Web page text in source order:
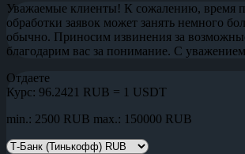
Уважаемые клиенты! К сожалению, время
обработки заявок может занять немного
обычно. Приносим извинения за
благодарим вас за понимание. С
Отдаете
Курс: 96.2421 RUB = 1 USDT
min.: 2500 RUB max.: 150000 RUB